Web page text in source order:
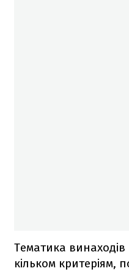
Тематика
кільком критеріям,